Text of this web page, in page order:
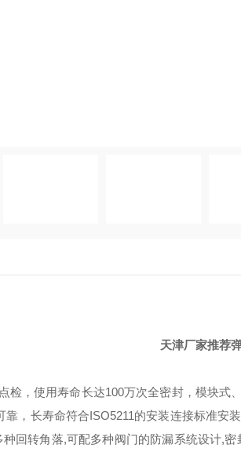
天津厂家推荐
检，使用寿命长达100万次全密封，模块式
靠，长寿命符合ISO5211的安装连接标准安
种回转角落,可配多种阀门的防漏系统设计,